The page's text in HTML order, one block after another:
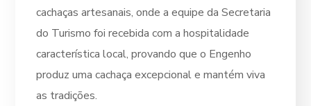
cachaças artesanais, onde a equipe da Secretaria
do Turismo foi recebida com a hospitalidade
característica local, provando que o Engenho
produz uma cachaça excepcional e mantém viva
as tradições.